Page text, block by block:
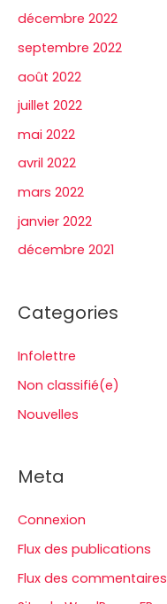
décembre 2022
septembre 2022
août 2022
juillet 2022
mai 2022
avril 2022
mars 2022
janvier 2022
décembre 2021
Categories
Infolettre
Non classifié(e)
Nouvelles
Meta
Connexion
Flux des publications
Flux des commentaires